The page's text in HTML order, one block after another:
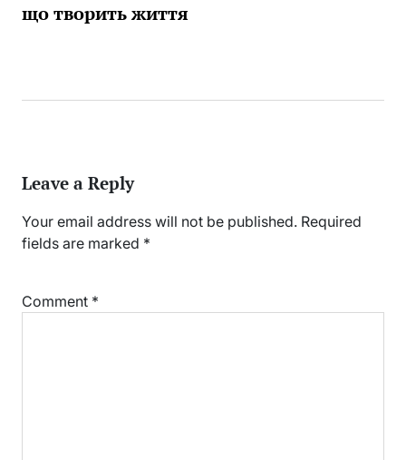
що творить життя
Leave a Reply
Your email address will not be published. Required
fields are marked *
Comment *